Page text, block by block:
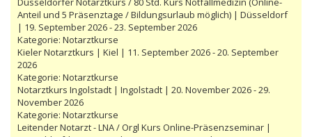
Anteil und 5 Präsenztage / Bildungsurlaub möglich) | Düsseldorf
| 19. September 2026 - 23. September 2026
Kategorie: Notarztkurse
Kieler Notarztkurs | Kiel | 11. September 2026 - 20. September
2026
Kategorie: Notarztkurse
Notarztkurs Ingolstadt | Ingolstadt | 20. November 2026 - 29.
November 2026
Kategorie: Notarztkurse
Leitender Notarzt - LNA / Orgl Kurs Online-Präsenzseminar |